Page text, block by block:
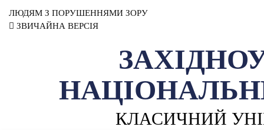
ЛЮДЯМ З ПОРУШЕННЯМИ ЗОРУ
ЗВИЧАЙНА ВЕРСІЯ
КЛАСИЧНИЙ
НАУКОВА ДІЯЛЬНІСТЬ